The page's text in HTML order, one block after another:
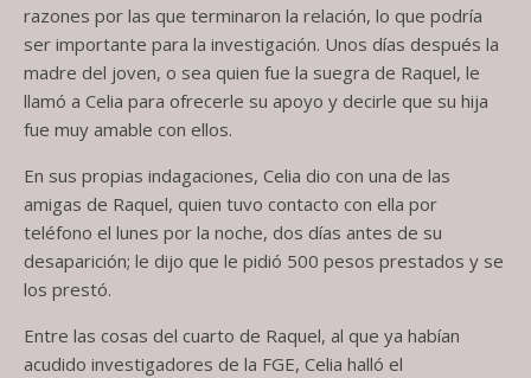
razones por las que terminaron la relación, lo que podría
ser importante para la investigación. Unos días después la
madre del joven, o sea quien fue la suegra de Raquel, le
llamó a Celia para ofrecerle su apoyo y decirle que su hija
fue muy amable con ellos.
En sus propias indagaciones, Celia dio con una de las
amigas de Raquel, quien tuvo contacto con ella por
teléfono el lunes por la noche, dos días antes de su
desaparición; le dijo que le pidió 500 pesos prestados y se
los prestó.
Entre las cosas del cuarto de Raquel, al que ya habían
acudido investigadores de la FGE, Celia halló el